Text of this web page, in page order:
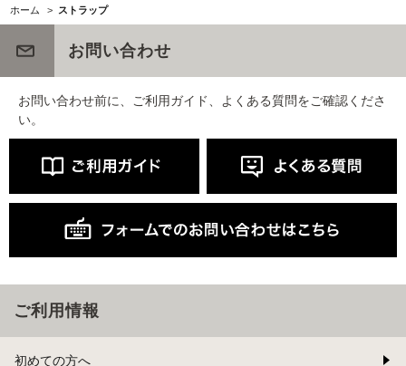
ホーム > ストラップ
お問い合わせ
お問い合わせ前に、ご利用ガイド、よくある質問をご確認くださ
い。
ご利用情報
初めての方へ